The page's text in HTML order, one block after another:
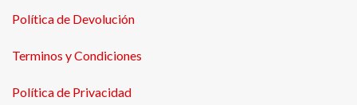
Política de Devolución
Terminos y Condiciones
Política de Privacidad